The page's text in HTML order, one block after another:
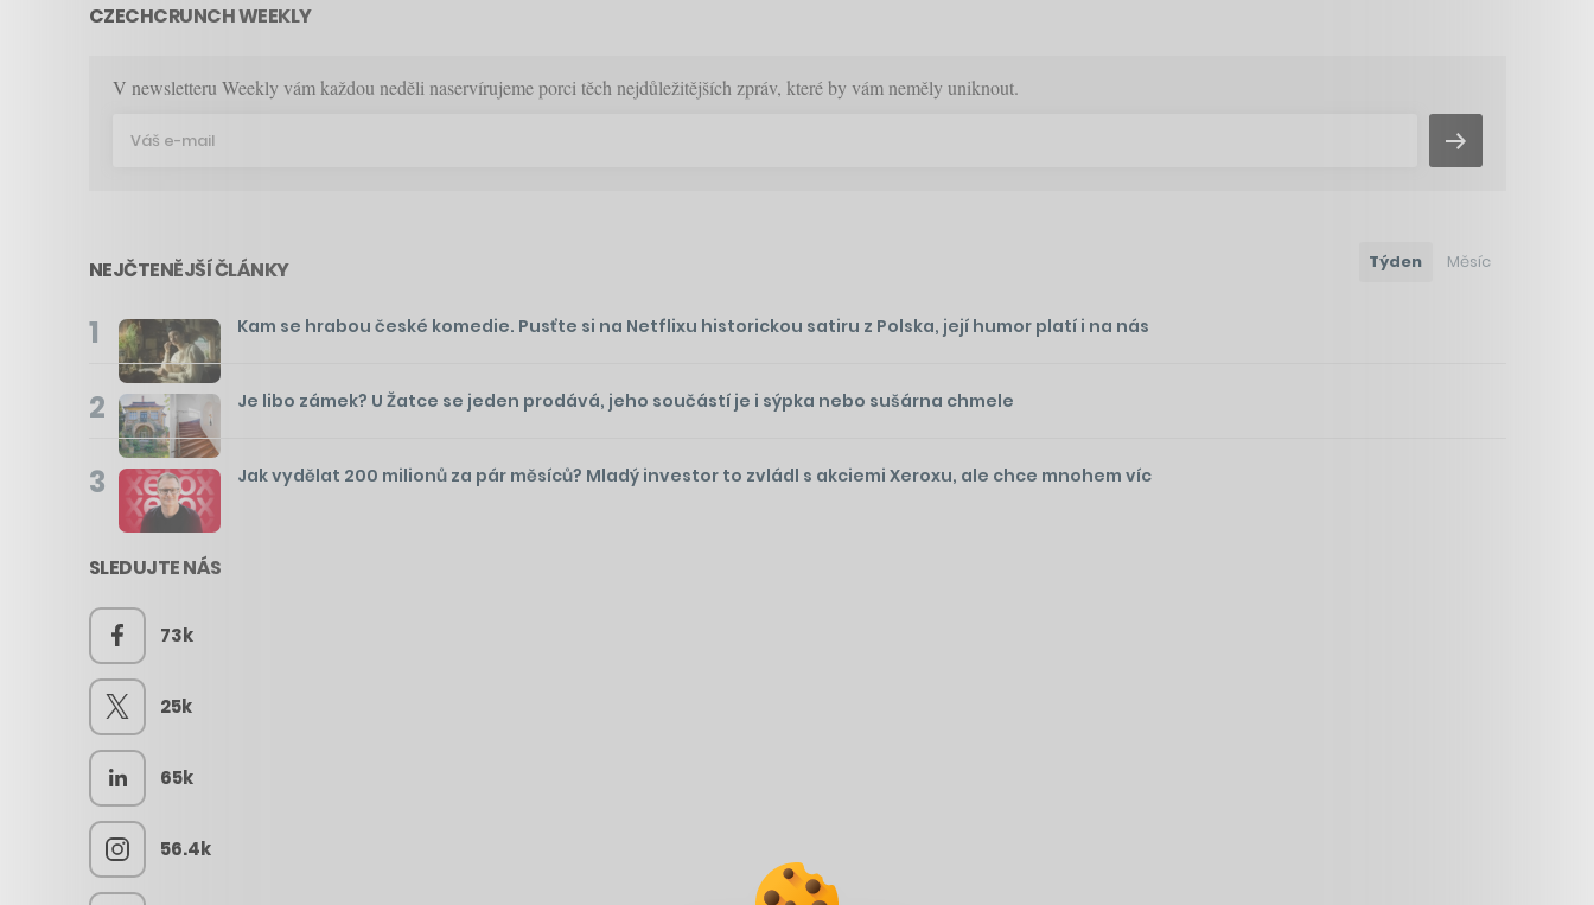
CZECHCRUNCH WEEKLY
V newsletteru Weekly vám každou neděli naservírujeme porci těch nejdůležitějších zpráv, které by vám neměly uniknout.
NEJČTENĚJŠÍ ČLÁNKY Týden Měsíc
1 Kam se hrabou české komedie. Pusťte si na Netflixu historickou satiru z Polska, její humor platí i na nás
2 Je libo zámek? U Žatce se jeden prodává, jeho součástí je i sýpka nebo sušárna chmele
3 Jak vydělat 200 milionů za pár měsíců? Mladý investor to zvládl s akciemi Xeroxu, ale chce mnohem víc
SLEDUJTE NÁS
73k
25k
65k
56.4k